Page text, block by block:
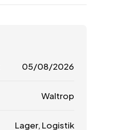
05/08/2026
Waltrop
Lager, Logistik